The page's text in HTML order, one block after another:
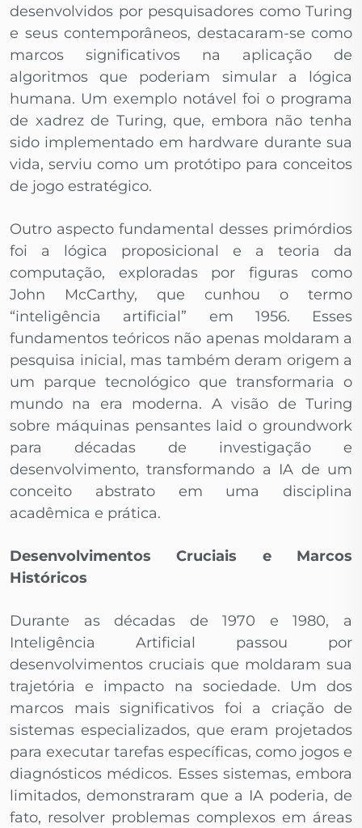
desenvolvidos por pesquisadores como Turing
e seus contemporâneos, destacaram-se como
marcos significativos na aplicação de
algoritmos que poderiam simular a lógica
humana. Um exemplo notável foi o programa
de xadrez de Turing, que, embora não tenha
sido implementado em hardware durante sua
vida, serviu como um protótipo para conceitos
de jogo estratégico.
Outro aspecto fundamental desses primórdios
foi a lógica proposicional e a teoria da
computação, exploradas por figuras como
John McCarthy, que cunhou o termo
“inteligência artificial” em 1956. Esses
fundamentos teóricos não apenas moldaram a
pesquisa inicial, mas também deram origem a
um parque tecnológico que transformaria o
mundo na era moderna. A visão de Turing
sobre máquinas pensantes laid o groundwork
para décadas de investigação e
desenvolvimento, transformando a IA de um
conceito abstrato em uma disciplina
acadêmica e prática.
Desenvolvimentos Cruciais e Marcos
Históricos
Durante as décadas de 1970 e 1980, a
Inteligência Artificial passou por
desenvolvimentos cruciais que moldaram sua
trajetória e impacto na sociedade. Um dos
marcos mais significativos foi a criação de
sistemas especializados, que eram projetados
para executar tarefas específicas, como jogos e
diagnósticos médicos. Esses sistemas, embora
limitados, demonstraram que a IA poderia, de
fato, resolver problemas complexos em áreas